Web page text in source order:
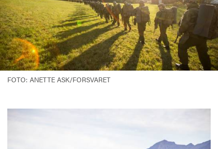
FOTO: ANETTE ASK/FORSVARET